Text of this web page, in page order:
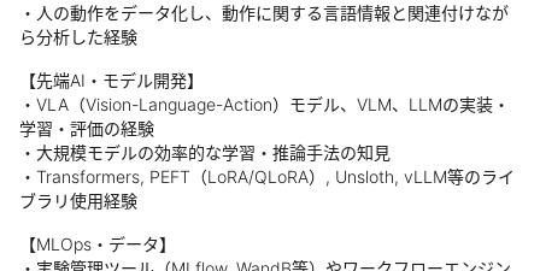
・人の動作をデータ化し、動作に関する言語情報と関連付けなが
ら分析した経験
【先端AI・モデル開発】
・VLA（Vision-Language-Action）モデル、VLM、LLMの実装・
学習・評価の経験
・大規模モデルの効率的な学習・推論手法の知見
・Transformers, PEFT（LoRA/QLoRA）, Unsloth, vLLM等のライ
ブラリ使用経験
【MLOps・データ】